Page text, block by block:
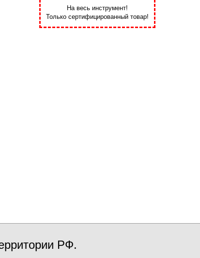
На весь инструмент!
Только сертифицированный товар!
РФ.